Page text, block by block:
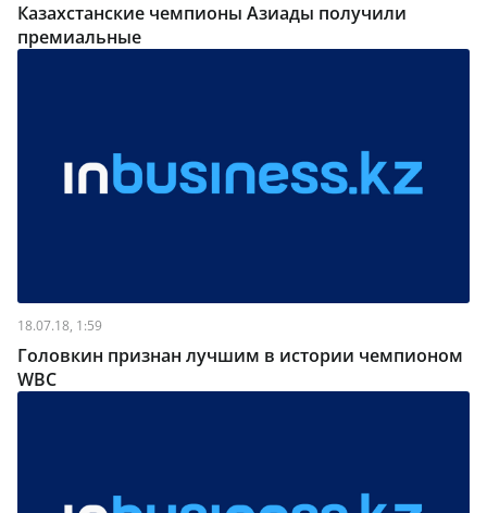
Казахстанские чемпионы Азиады получили
премиальные
18.07.18, 1:59
Головкин признан лучшим в истории чемпионом
WBC